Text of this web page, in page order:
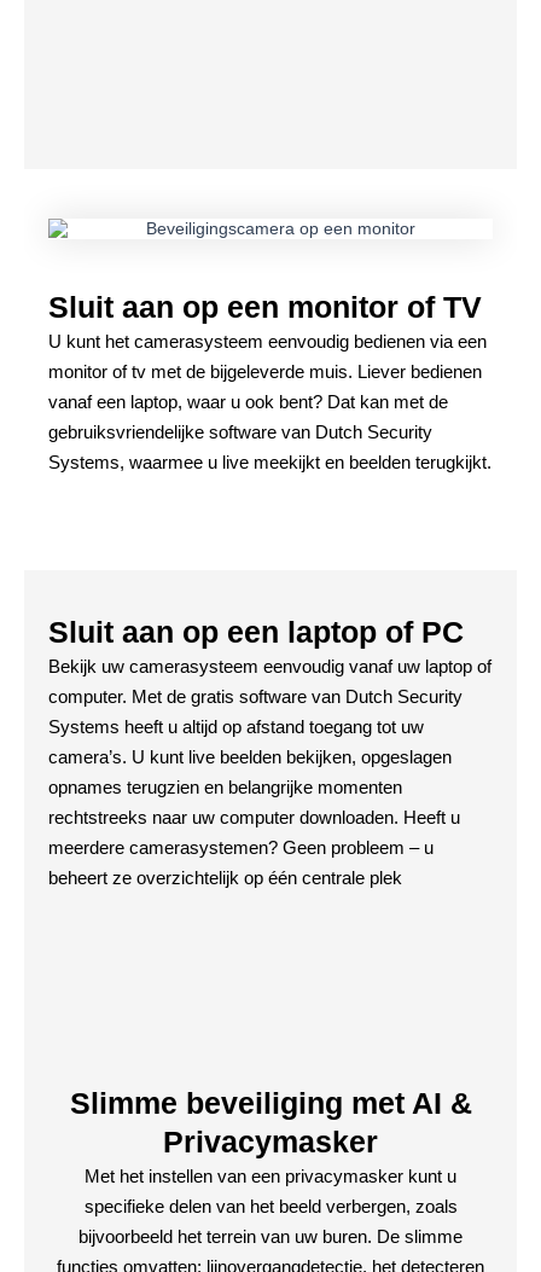
Sluit aan op een monitor of TV
U kunt het camerasysteem eenvoudig bedienen via een
monitor of tv met de bijgeleverde muis. Liever bedienen
vanaf een laptop, waar u ook bent? Dat kan met de
gebruiksvriendelijke software van Dutch Security
Systems, waarmee u live meekijkt en beelden terugkijkt.
Sluit aan op een laptop of PC
Bekijk uw camerasysteem eenvoudig vanaf uw laptop of
computer. Met de gratis software van Dutch Security
Systems heeft u altijd op afstand toegang tot uw
camera’s. U kunt live beelden bekijken, opgeslagen
opnames terugzien en belangrijke momenten
rechtstreeks naar uw computer downloaden. Heeft u
meerdere camerasystemen? Geen probleem – u
beheert ze overzichtelijk op één centrale plek
Slimme beveiliging met AI &
Privacymasker
Met het instellen van een privacymasker kunt u
specifieke delen van het beeld verbergen, zoals
bijvoorbeeld het terrein van uw buren. De slimme
functies omvatten: lijnovergangdetectie, het detecteren